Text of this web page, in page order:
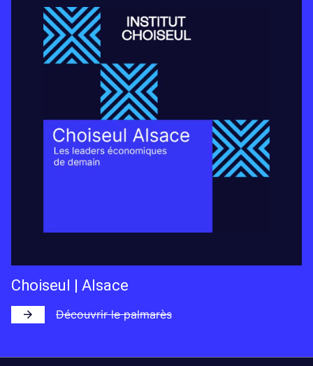
Choiseul | Alsace
Découvrir le palmarès